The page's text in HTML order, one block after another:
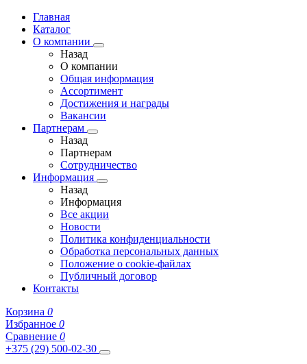
Главная
Каталог
О компании
Назад
О компании
Общая информация
Ассортимент
Достижения и награды
Вакансии
Партнерам
Назад
Партнерам
Сотрудничество
Информация
Назад
Информация
Все акции
Новости
Политика конфиденциальности
Обработка персональных данных
Положение о cookie-файлах
Публичный договор
Контакты
Корзина 0
Избранное 0
Сравнение 0
+375 (29) 500-02-30